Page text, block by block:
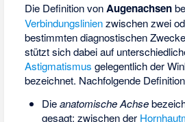
Die Definition vonAugenachsen
Verbindungslinienzwischen zwei
bestimmten diagnostischen
stützt sich dabei auf
Astigmatismus gelegentlich der
bezeichnet. Nachfolgende
Dieanatomische Achse
gesagt: zwischen der